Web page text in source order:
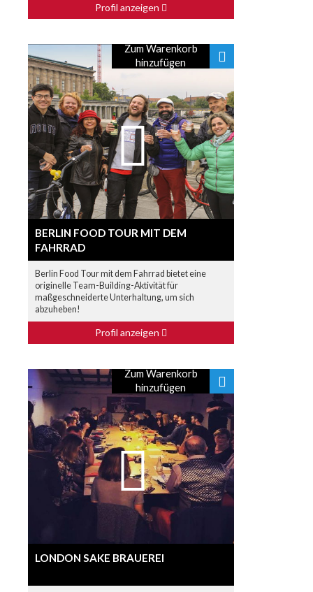
Profil anzeigen
Zum Warenkorb
hinzufügen
BERLIN FOOD TOUR MIT DEM
FAHRRAD
Berlin Food Tour mit dem Fahrrad bietet eine
originelle Team-Building-Aktivität für
maßgeschneiderte Unterhaltung, um sich
abzuheben!
Profil anzeigen
Zum Warenkorb
hinzufügen
LONDON SAKE BRAUEREI